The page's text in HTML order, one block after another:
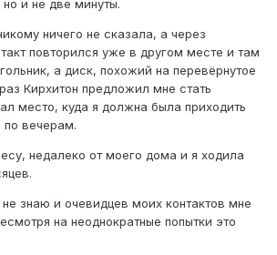
и не две минуты.
ничего не сказала, а через
повторился уже в другом месте и там
а диск, похожий на перевёрнутое
Кирхитон предложил мне стать
место, куда я должна была приходить
вечерам.
недалеко от моего дома и я ходила
знаю и очевидцев моих контактов мне
на неоднократные попытки это